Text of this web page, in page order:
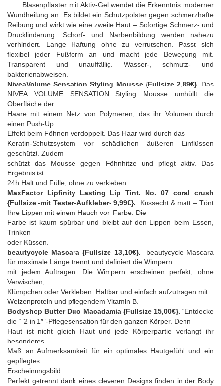
Blasenpflaster mit Aktiv-Gel wendet die Erkenntnis moderner
Wundheilung an: Es bildet ein Schutzpolster gegen schmerzhafte
Reibung und wirkt wie eine zweite Haut – Sofortige Schmerz- und
Drucklinderung. Schorf- und Narbenbildung werden nahezu
verhindert. Lange Haftung ohne zu verrutschen. Passt sich
flexibel jeder Fußform an und macht jede Bewegung mit.
Transparent und unauffällig. Wasser-, schmutz- und
bakterienabweisen.
NiveaVolume Sensation Styling Mousse {Fullsize 2,89€}. Das
NIVEA VOLUME SENSATION Styling Mousse umhüllt die
Oberfläche der
Haare mit einem Netz von Polymeren, das ihr Volumen durch
einen Push-Up
Effekt beim Föhnen verdoppelt. Das Haar wird durch das
Keratin-Schutzsystem vor schädlichen äußeren Einflüssen
geschützt. Zudem
schützt das Mousse gegen Föhnhitze und pflegt aktiv. Das
Ergebnis ist
24h Halt und Fülle, ohne zu verkleben.
MaxFactor Lipfinity Lasting Lip Tint. No. 07 coral crush
{Fullsize -mit Tester-Aufkleber- 9,99€}. Kussecht & matt – Tönt
Ihre Lippen mit einem Hauch von Farbe. Die
Farbe ist kaum spürbar und bleibt auf den Lippen beim Essen,
Trinken
oder Küssen.
beautycycle Mascara {Fullsize 13,10€}.
beautycycle Mascara
für maximale Länge trennt und definiert die Wimpern
mit jedem Auftragen. Die Wimpern erscheinen perfekt, ohne
Verwischen,
Klümpchen oder Verkleben. Haltbar und einfach aufzutragen mit
Weizenprotein und pflegendem Vitamin B.
Bodyshop Butter Duo Macadamia {Fullsize 15,00€}. “Entdecke
die “”2 in 1″”-Pflegesensation für den ganzen Körper. Denn
Haut ist nicht gleich Haut und jede Körperpartie verlangt ihr
besonderes
Maß an Aufmerksamkeit für ein optimales Hautgefühl und ein
gepflegtes
Erscheinungsbild.
Perfekt getrennt dank eines cleveren Designs finden in der Body